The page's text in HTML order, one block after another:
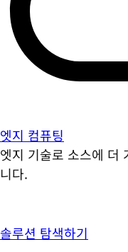
엣지 컴퓨팅
엣지 기술로 소스에 더
니다.
솔루션 탐색하기